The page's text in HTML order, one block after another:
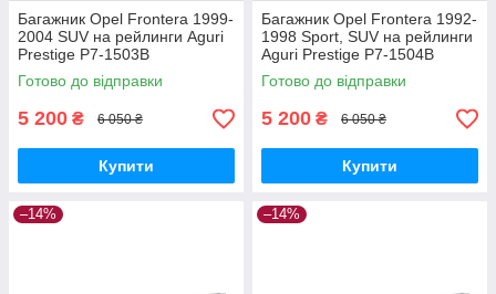
Багажник Opel Frontera 1999-
2004 SUV на рейлинги Aguri
Prestige P7-1503B
Готово до відправки
5 200 ₴ 6 050 ₴
Купити
Багажник Opel Frontera 1992-
1998 Sport, SUV на рейлинги
Aguri Prestige P7-1504B
Готово до відправки
5 200 ₴ 6 050 ₴
Купити
–14% –14%